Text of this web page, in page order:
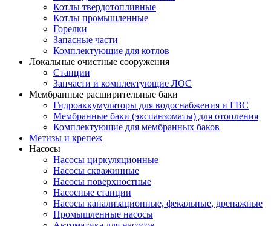
Котлы твердотопливные
Котлы промышленные
Горелки
Запасные части
Комплектующие для котлов
Локальные очистные сооружения
Станции
Запчасти и комплектующие ЛОС
Мембранные расширительные баки
Гидроаккумуляторы для водоснабжения и ГВС
Мембранные баки (экспанзоматы) для отопления
Комплектующие для мембранных баков
Метизы и крепеж
Насосы
Насосы циркуляционные
Насосы скважинные
Насосы поверхностные
Насосные станции
Насосы канализационные, фекальные, дренажные
Промышленные насосы